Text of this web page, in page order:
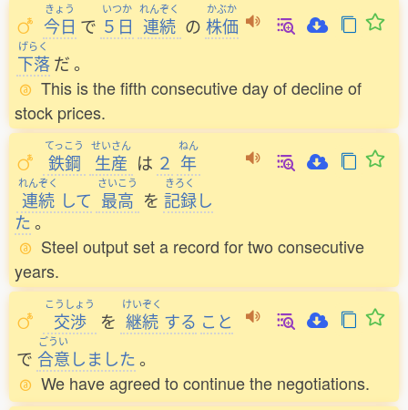
きょう
今日 で
いつか
５日
れんぞく
連続 の
かぶか
株価
げらく
下落 だ。
This is the fifth consecutive day of decline of
stock prices.
てっこう
鉄鋼
せいさん
生産 は ２
ねん
年
れんぞく
連続 して
さいこう
最高 を
きろく
記録し
た。
Steel output set a record for two consecutive
years.
こうしょう
交渉 を
けいぞく
継続 する こと
で
ごうい
合意しました。
We have agreed to continue the negotiations.